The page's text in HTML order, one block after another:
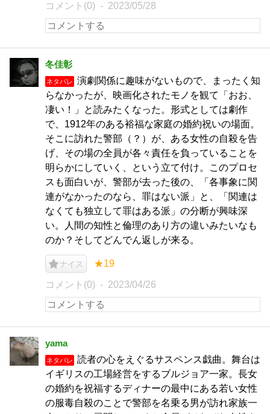
コメント(0) 2023/05/28
冬佳彰
ネタバレ
演劇関係に趣味がないもので、まったく知
らなかったが、映画化されたモノを観て「おお、
凄い！」と読みたくなった。形式としては劇作
で、1912年のある裕福な家庭の婚約祝いの場面。
そこに訪れた警部（？）が、ある女性の自殺を告
げ、その場の全員が各々責任を負っていることを
明らかにしていく、という立て付け。このプロセ
スも面白いが、警部が去った後の、「各事象に関
連がなかったのなら、罪はない派」と、「関連は
なくても独立して罪はある派」の分断が興味深
い。人間の知性と倫理のあり方の違いみたいなも
のか？そしてどんでん返しが来る。
ナイス ★19
コメント(0) 2023/04/26
yama
ネタバレ
読者の心をえぐるサスペンス戯曲。舞台は
イギリスの工場経営をするブルジョア一家。長女
の婚約を祝福するディナーの最中にある若い女性
の服毒自殺のことで警部を名乗る男が訪れ家族一